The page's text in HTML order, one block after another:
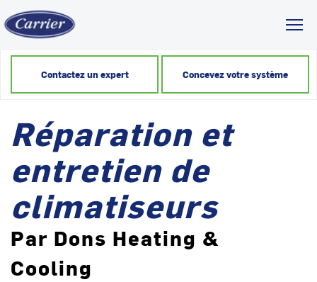
Contactez un expert Concevez votre système
Réparation et
entretien de
climatiseurs
Par Dons Heating &
Cooling